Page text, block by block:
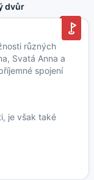
dvůr
různých
Svatá Anna a
spojení
je však také